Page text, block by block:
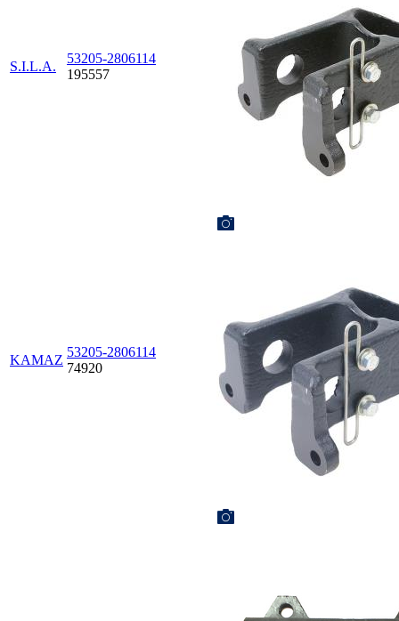
S.I.L.A.
53205-2806114
195557
KAMAZ
53205-2806114
74920